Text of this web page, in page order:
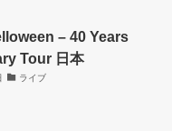
– 40 Years
Tour 日本
ライブ